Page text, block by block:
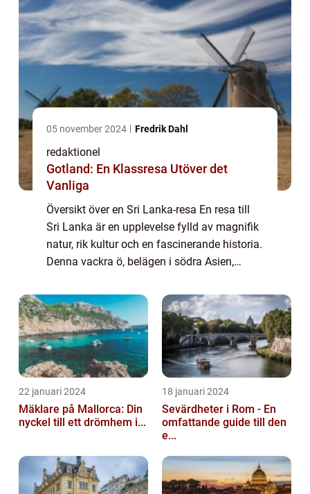
05 november 2024 Fredrik Dahl
redaktionel
Gotland: En Klassresa Utöver det
Vanliga
Översikt över en Sri Lanka-resa En resa till
Sri Lanka är en upplevelse fylld av magnifik
natur, rik kultur och en fascinerande historia.
Denna vackra ö, belägen i södra Asien,
och platser att utforska. Fr...
22 januari 2024
Mäklare på Mallorca: Din
nyckel till ett drömhem i...
18 januari 2024
Sevärdheter i Rom - En
omfattande guide till den
e...